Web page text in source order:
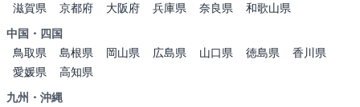
滋賀県
京都府 大阪府 兵庫県 奈良県
和歌山県
中国・四国
鳥取県
島根県 岡山県 広島県 山口県 徳島県
香川県
愛媛県
高知県
九州・沖縄